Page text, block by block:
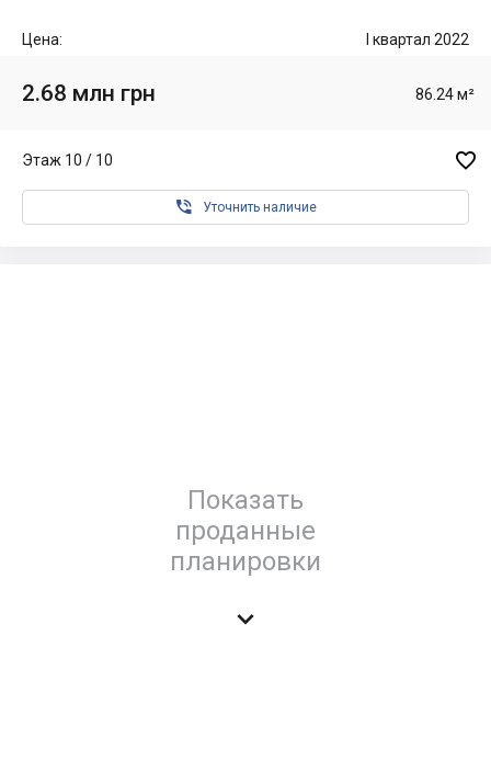
Цена: I квартал 2022
2.68 млн грн 86.24 м²
Этаж 10 / 10 
 Уточнить наличие
Показать
проданные
планировки
